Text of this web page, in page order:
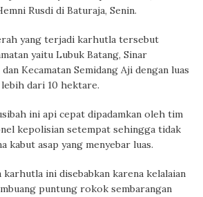
Rusdi di Baturaja, Senin.
yang terjadi karhutla tersebut
yaitu Lubuk Batang, Sinar
Kecamatan Semidang Aji dengan luas
dari 10 hektare.
ini api cepat dipadamkan oleh tim
kepolisian setempat sehingga tidak
kabut asap yang menyebar luas.
ini disebabkan karena kelalaian
puntung rokok sembarangan